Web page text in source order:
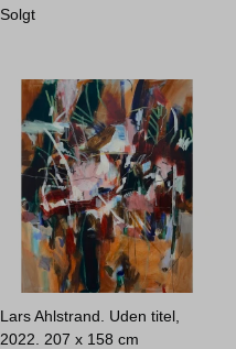
Solgt
Lars Ahlstrand. Uden titel,
2022. 207 x 158 cm